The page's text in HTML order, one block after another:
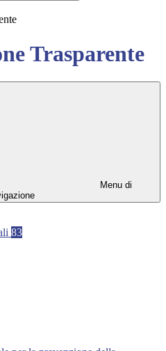
Trasparente
Menu di
83